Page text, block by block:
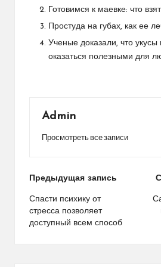
Готовимся к маевке: что
Простуда на губах, как ее
Ученые доказали, что укусы
оказаться полезными для
Admin
Просмотреть все записи
Навигация
по
записям
Предыдущая запись
Спасти психику от
стресса позволяет
доступный всем способ